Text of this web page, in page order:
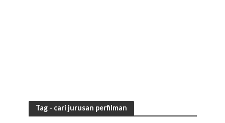
Tag - cari jurusan perfilman